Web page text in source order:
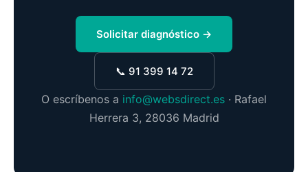
Solicitar diagnóstico →
📞 91 399 14 72
O escríbenos a info@websdirect.es · Rafael
Herrera 3, 28036 Madrid